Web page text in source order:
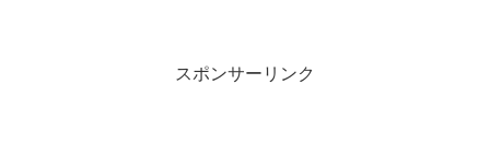
スポンサーリンク